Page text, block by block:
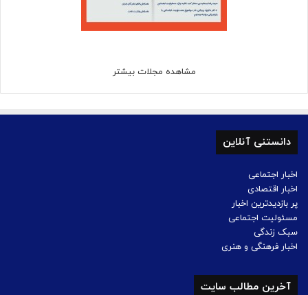
مشاهده مجلات بیشتر
دانستنی آنلاین
اخبار اجتماعی
اخبار اقتصادی
پر بازدیدترین اخبار
مسئولیت اجتماعی
سبک زندگی
اخبار فرهنگی و هنری
آخرین مطالب سایت